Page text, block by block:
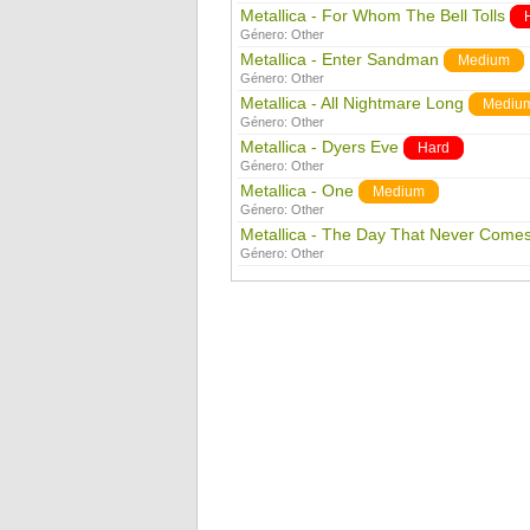
Metallica - For Whom The Bell Tolls
Género: Other
Metallica - Enter Sandman Medium
Género: Other
Metallica - All Nightmare Long
Género: Other
Metallica - Dyers Eve Hard
Género: Other
Metallica - One Medium
Género: Other
Metallica - The Day That Never
Género: Other